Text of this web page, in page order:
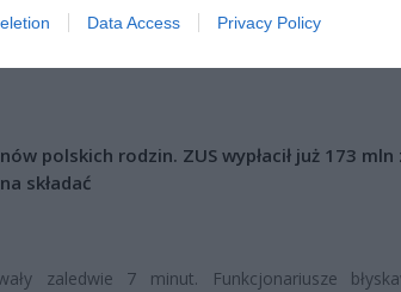
Data Access Privacy Policy
polskich rodzin. ZUS wypłacił już 173 mln
składać
zaledwie 7 minut. Funkcjonariusze